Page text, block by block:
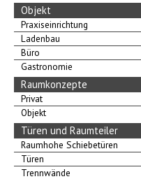
Objekt
Praxiseinrichtung
Ladenbau
Büro
Gastronomie
Raumkonzepte
Privat
Objekt
Türen und Raumteiler
Raumhohe Schiebetüren
Türen
Trennwände